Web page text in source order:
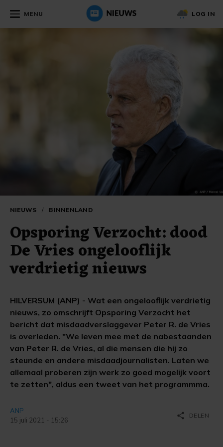
MENU LOG IN
NIEUWS / BINNENLAND
Opsporing Verzocht: dood
De Vries ongelooflijk
verdrietig nieuws
HILVERSUM (ANP) - Wat een ongelooflijk verdrietig
nieuws, zo omschrijft Opsporing Verzocht het
bericht dat misdaadverslaggever Peter R. de Vries
is overleden. "We leven mee met de nabestaanden
van Peter R. de Vries, al die mensen die hij zo
steunde en andere misdaadjournalisten. Laten we
allemaal proberen zijn werk zo goed mogelijk voort
te zetten", aldus een tweet van het programmma.
ANP
15 juli 2021 - 15:26
share DELEN